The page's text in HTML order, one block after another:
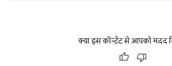
क्या इस कॉन्टेंट से आपको मदद